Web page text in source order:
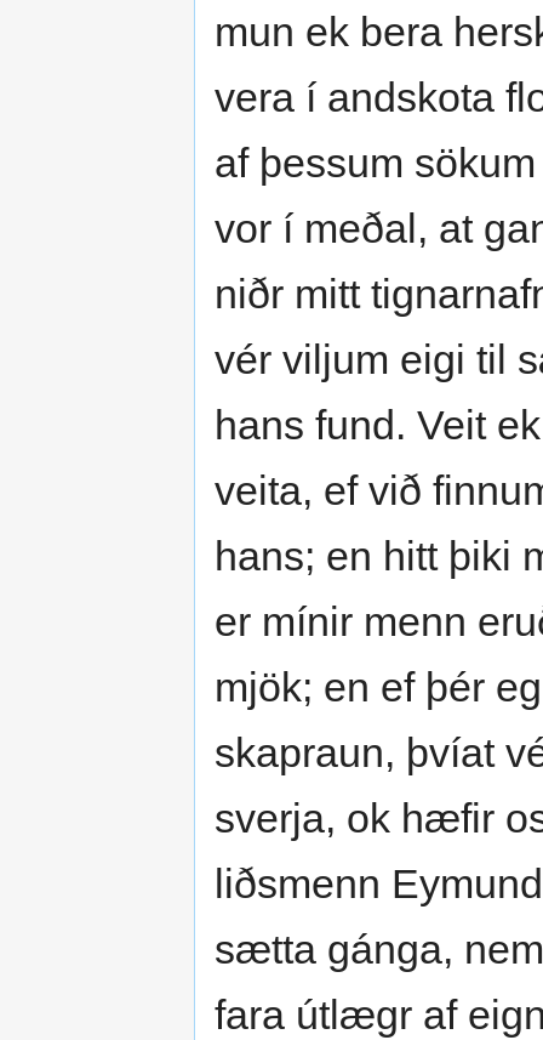
mun ek bera
vera í andskota
af þessum
vor í meðal, at
niðr mitt
vér viljum eigi til
hans fund. Veit
veita, ef við
hans; en hitt þiki
er mínir menn
mjök; en ef þér
skapraun, þvíat
sverja, ok hæfir
liðsmenn
sætta gánga,
fara útlægr af